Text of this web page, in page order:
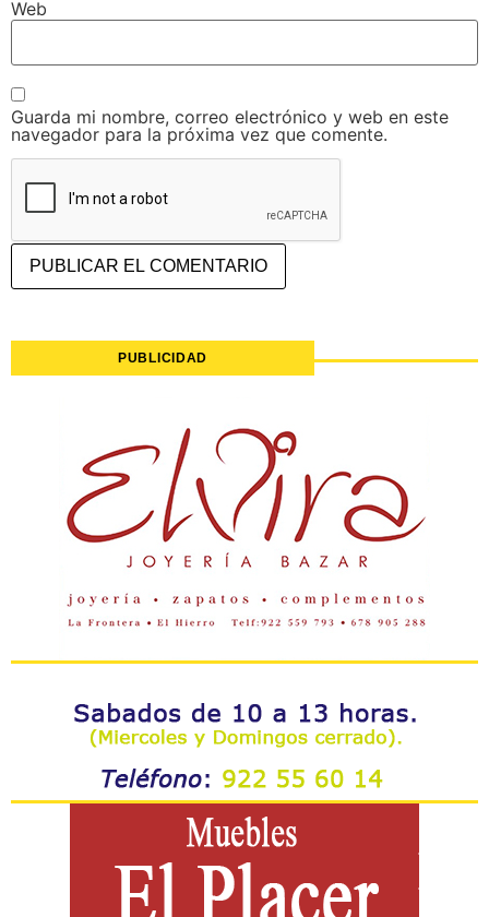
Web
Guarda mi nombre, correo electrónico y web en este
navegador para la próxima vez que comente.
PUBLICIDAD